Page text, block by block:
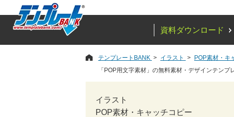
資料ダウンロード
テンプレートBANK イラスト
POP素材・キ
「POP用文字素材」の無料素材・デザインテンプ
イラスト
POP素材・キャッチコピー